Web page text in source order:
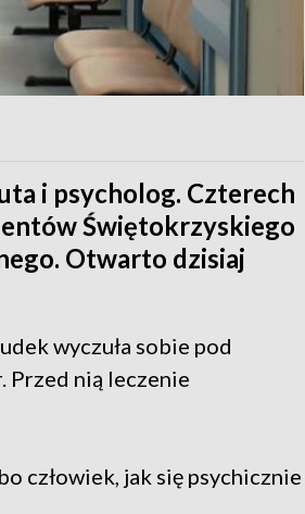
i psycholog. Czterech
Świętokrzyskiego
Otwarto dzisiaj
wyczuła sobie pod
Przed nią leczenie
człowiek, jak się psychicznie